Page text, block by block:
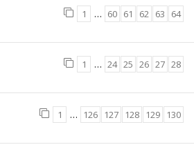
1 … 60 61 62 63 64
1 … 24 25 26 27 28
1 … 126 127 128 129 130